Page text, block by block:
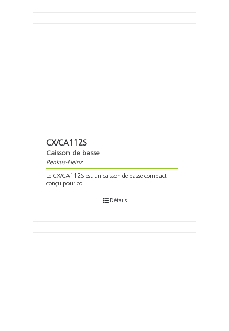
CX/CA112S
Caisson de basse
Renkus-Heinz
Le CX/CA112S est un caisson de basse compact
conçu pour co . . .
Détails